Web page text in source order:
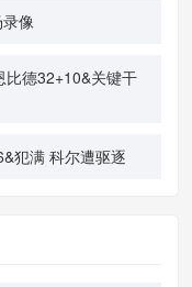
像
德32+10&关键干
犯满 科尔遭驱逐